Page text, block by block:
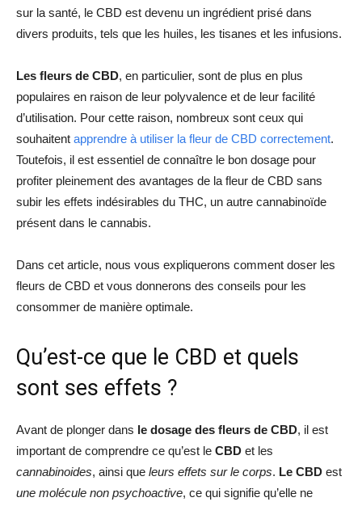
sur la santé, le CBD est devenu un ingrédient prisé dans
divers produits, tels que les huiles, les tisanes et les infusions.
Les fleurs de CBD, en particulier, sont de plus en plus
populaires en raison de leur polyvalence et de leur facilité
d’utilisation. Pour cette raison, nombreux sont ceux qui
souhaitent apprendre à utiliser la fleur de CBD correctement.
Toutefois, il est essentiel de connaître le bon dosage pour
profiter pleinement des avantages de la fleur de CBD sans
subir les effets indésirables du THC, un autre cannabinoïde
présent dans le cannabis.
Dans cet article, nous vous expliquerons comment doser les
fleurs de CBD et vous donnerons des conseils pour les
consommer de manière optimale.
Qu’est-ce que le CBD et quels
sont ses effets ?
Avant de plonger dans le dosage des fleurs de CBD, il est
important de comprendre ce qu’est le CBD et les
cannabinoides, ainsi que leurs effets sur le corps. Le CBD est
une molécule non psychoactive, ce qui signifie qu’elle ne